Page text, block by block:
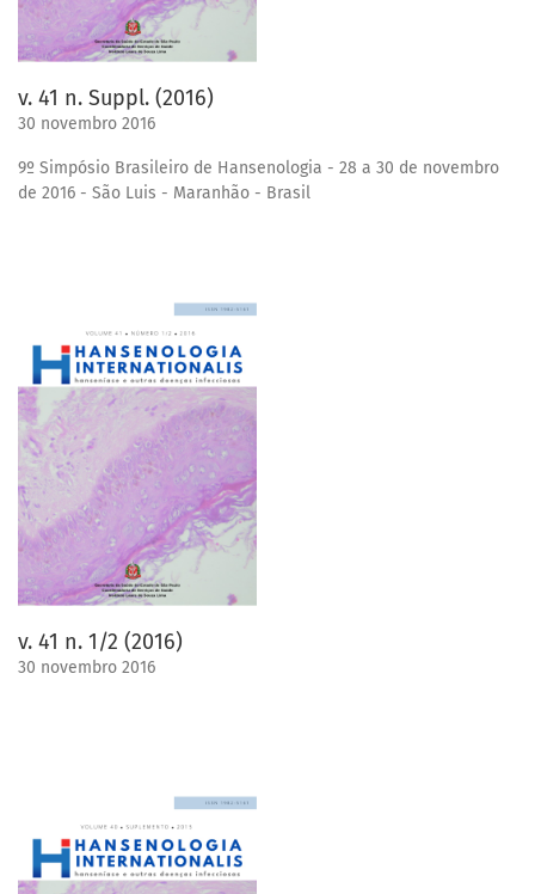
v. 41 n. Suppl. (2016)
30 novembro 2016
9º Simpósio Brasileiro de Hansenologia - 28 a 30 de novembro
de 2016 - São Luis - Maranhão - Brasil
v. 41 n. 1/2 (2016)
30 novembro 2016